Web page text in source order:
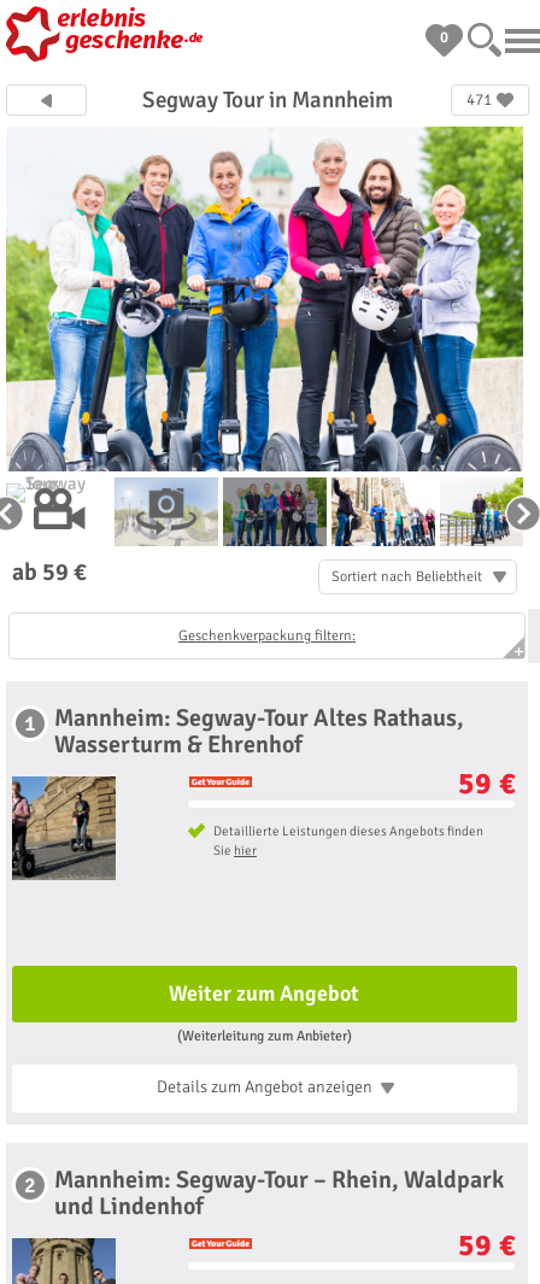
0
Segway Tour in Mannheim 471
ab 59 € Sortiert nach Beliebtheit
Geschenkverpackung filtern:
1
Mannheim: Segway-Tour Altes Rathaus,
Wasserturm & Ehrenhof
59 €
Detaillierte Leistungen dieses Angebots finden
Sie hier
Weiter zum Angebot
(Weiterleitung zum Anbieter)
Details zum Angebotanzeigen
2
Mannheim: Segway-Tour – Rhein, Waldpark
und Lindenhof
59 €